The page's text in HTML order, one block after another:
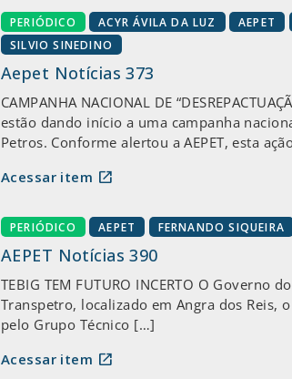
PERIÓDICO ACYR ÁVILA DA LUZ AEPET
SILVIO SINEDINO
Aepet Notícias 373
CAMPANHA NACIONAL DE
estão dando início a uma campanha
Petros. Conforme alertou a AEPET, esta
Acessar item open_in_new
PERIÓDICO AEPET FERNANDO SIQUEIRA
AEPET Notícias 390
TEBIG TEM FUTURO INCERTO O
Transpetro, localizado em Angra dos Reis,
pelo Grupo Técnico […]
Acessar item open_in_new